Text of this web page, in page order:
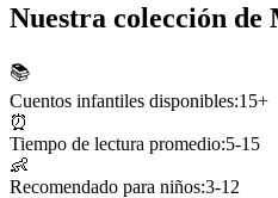
Nuestra colección de
📚
Cuentos infantiles disponibles:15+
⏰
Tiempo de lectura promedio:5-15
👶
Recomendado para niños:3-12